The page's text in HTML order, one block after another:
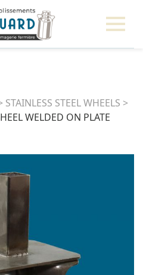
STAINLESS STEEL WHEELS >
WELDED ON PLATE